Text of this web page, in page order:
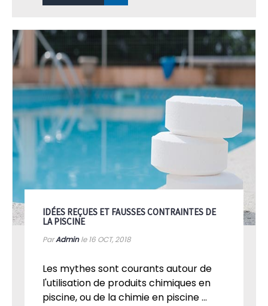
IDÉES REÇUES ET FAUSSES CONTRAINTES DE
LA PISCINE
ParAdminle 16 OCT, 2018
Les mythes sont courants autour de
l'utilisation de produits chimiques en
piscine, ou de la chimie en piscine ...